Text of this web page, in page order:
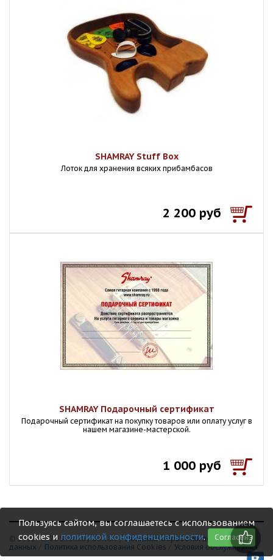
SHAMRAY Stuff Box
Лоток для хранения всяких прибамбасов
2 200 руб
SHAMRAY Подарочный сертификат
Подарочный сертификат на покупку товаров или оплату услуг в
нашем магазине-мастерской.
1 000 руб
© 1999 - 2026 Shamray Guitars /Политика обработки персональных
данных
Политика использования Сookies Условия обслуживания
Пользуясь сайтом, вы соглашаетесь с использованием
cookies и политикой конфиденциальности. Согласен